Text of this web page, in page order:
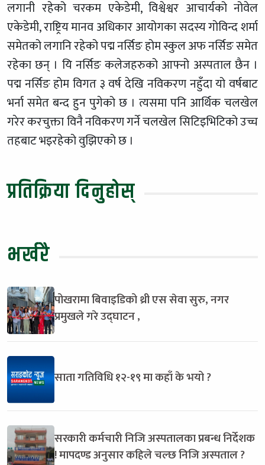
लगानी रहेको चरकम एकेडेमी, विश्वेश्वर आचार्यको नोवेल
एकेडेमी, राष्ट्रिय मानव अधिकार आयोगका सदस्य गोविन्द शर्मा
समेतको लगानि रहेको पद्म नर्सिङ होम स्कुल अफ नर्सिङ समेत
रहेका छन् । यि नर्सिङ कलेजहरुको आफ्नो अस्पताल छैन ।
पद्म नर्सिङ होम विगत ३ वर्ष देखि नविकरण नहुँदा यो वर्षबाट
भर्ना समेत बन्द हुन पुगेको छ । त्यसमा पनि आर्थिक चलखेल
गरेर करचुक्ता विनै नविकरण गर्ने चलखेल सिटिइभिटिको उच्च
तहबाट भइरहेको वुझिएको छ ।
प्रतिक्रिया दिनुहोस्
भर्खरै
पोखरामा बिवाइडिको थ्री एस सेवा सुरु, नगर
प्रमुखले गरे उद्घाटन ,
साता गतिविधि १२-१९ मा कहाँ के भयो ?
सरकारी कर्मचारी निजि अस्पतालका प्रबन्ध निर्देशक
! मापदण्ड अनुसार कहिले चल्छ निजि अस्पताल ?